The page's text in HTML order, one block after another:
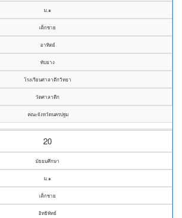
ม.๑
เด็กชาย
อาทิตย์
ทับยาง
โรงเรียนศาลาตึกวิทยา
วัดศาลาตึก
คณะจังหวัดนครปฐม
20
มัธยมศึกษา
ม.๑
เด็กชาย
อิทธิพัทธ์